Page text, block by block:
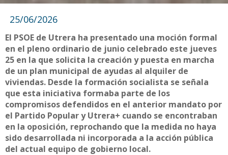
25/06/2026
El PSOE de Utrera ha presentado una moción formal
en el pleno ordinario de junio celebrado este jueves
25 en la que solicita la creación y puesta en marcha
de un plan municipal de ayudas al alquiler de
viviendas. Desde la formación socialista se señala
que esta iniciativa formaba parte de los
compromisos defendidos en el anterior mandato por
el Partido Popular y Utrera+ cuando se encontraban
en la oposición, reprochando que la medida no haya
sido desarrollada ni incorporada a la acción pública
del actual equipo de gobierno local.